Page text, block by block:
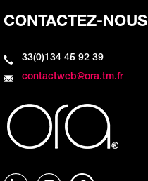
CONTACTEZ-NOUS
33(0)134 45 92 39
contactweb@ora.tm.fr